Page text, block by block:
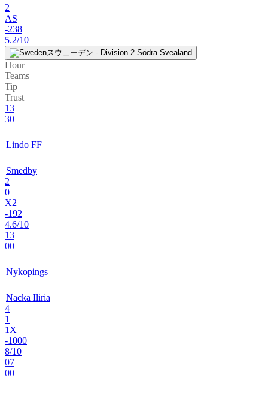
2
AS
-238
5.2/10
スウェーデン - Division 2 Södra Svealand
Hour
Teams
Tip
Trust
13
30
Lindo FF
Smedby
2
0
X2
-192
4.6/10
13
00
Nykopings
Nacka Iliria
4
1
1X
-1000
8/10
07
00